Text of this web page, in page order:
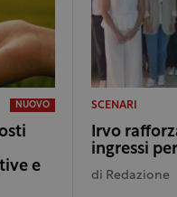
NUOVO
e
SCENARI
Irvo
ingressi
di Redazione